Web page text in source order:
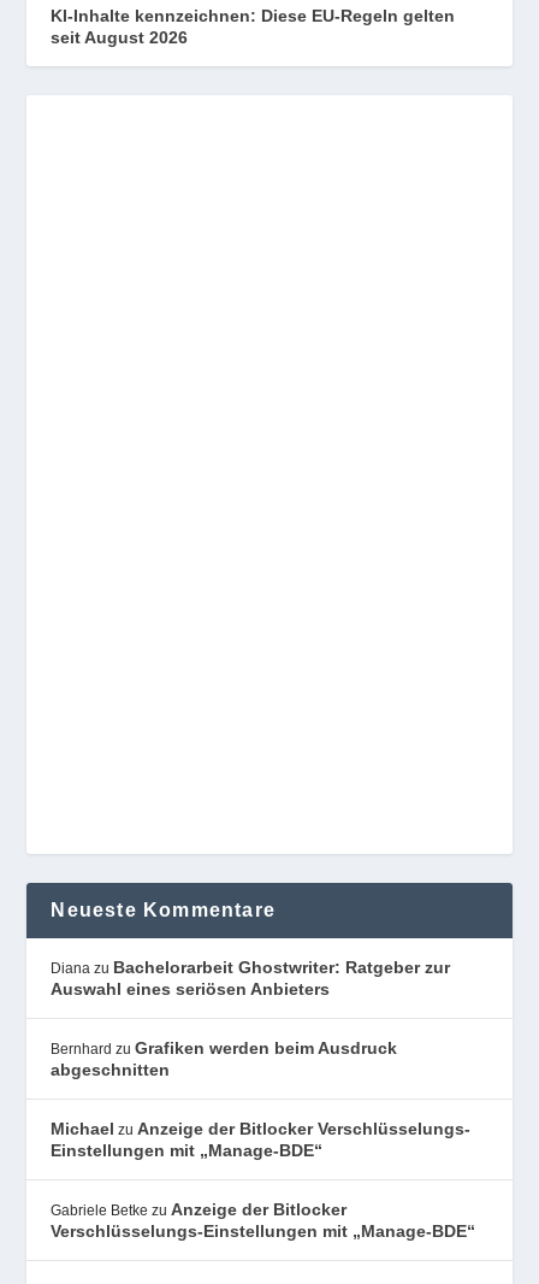
KI-Inhalte kennzeichnen: Diese EU-Regeln gelten
seit August 2026
Neueste Kommentare
Diana zu Bachelorarbeit Ghostwriter: Ratgeber zur
Auswahl eines seriösen Anbieters
Bernhard zuGrafiken werden beim Ausdruck
abgeschnitten
Michael zuAnzeige der Bitlocker Verschlüsselungs-
Einstellungen mit „Manage-BDE“
Gabriele Betke zuAnzeige der Bitlocker
Verschlüsselungs-Einstellungen mit „Manage-BDE“